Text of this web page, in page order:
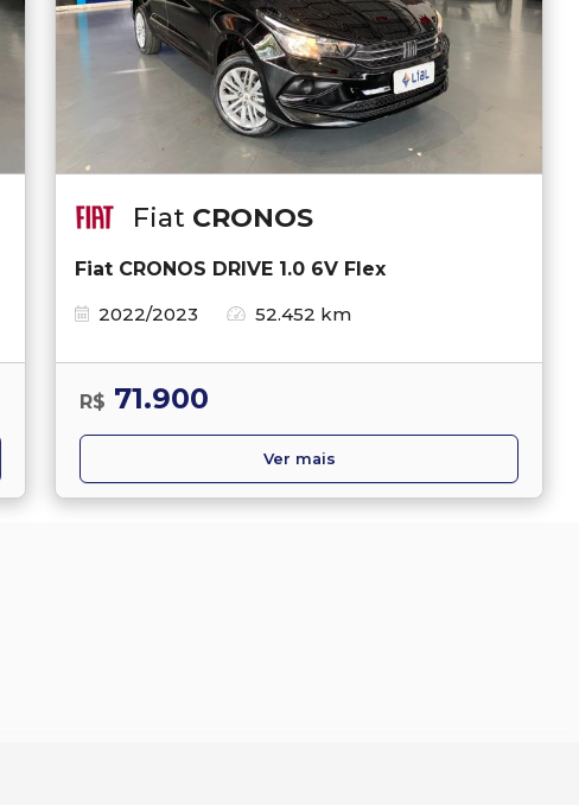
Fiat CRONOS
Fiat CRONOS DRIVE 1.0 6V Flex
2022/2023
52.452 km
R$ 71.900
Ver mais